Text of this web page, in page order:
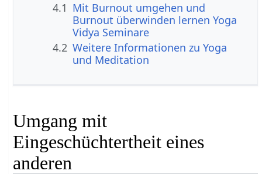
4.1 Mit Burnout umgehen und
Burnout überwinden lernen Yoga
Vidya Seminare
4.2 Weitere Informationen zu Yoga
und Meditation
Umgang mit
Eingeschüchtertheit eines
anderen